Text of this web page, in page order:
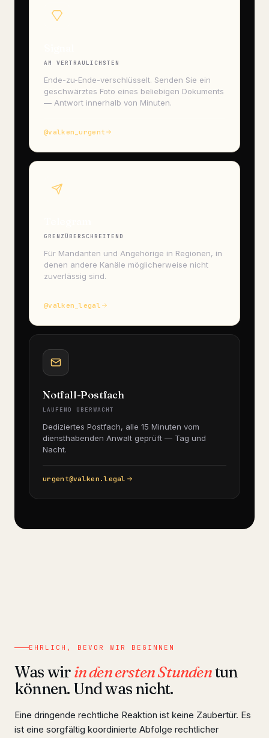
AM VERTRAULICHSTEN
Ende-zu-Ende-verschlüsselt. Senden Sie ein
geschwärztes Foto eines beliebigen Dokuments
— Antwort innerhalb von Minuten.
@valken_urgent
GRENZÜBERSCHREITEND
Für Mandanten und Angehörige in Regionen, in
denen andere Kanäle möglicherweise nicht
zuverlässig sind.
@valken_legal
Notfall-Postfach
LAUFEND ÜBERWACHT
Dediziertes Postfach, alle 15 Minuten vom
diensthabenden Anwalt geprüft — Tag und
Nacht.
urgent@valken.legal
EHRLICH, BEVOR WIR BEGINNEN
Was wirin den ersten Stundentun
können. Und was nicht.
Eine dringende rechtliche Reaktion ist keine Zaubertür. Es
ist eine sorgfältig koordinierte Abfolge rechtlicher